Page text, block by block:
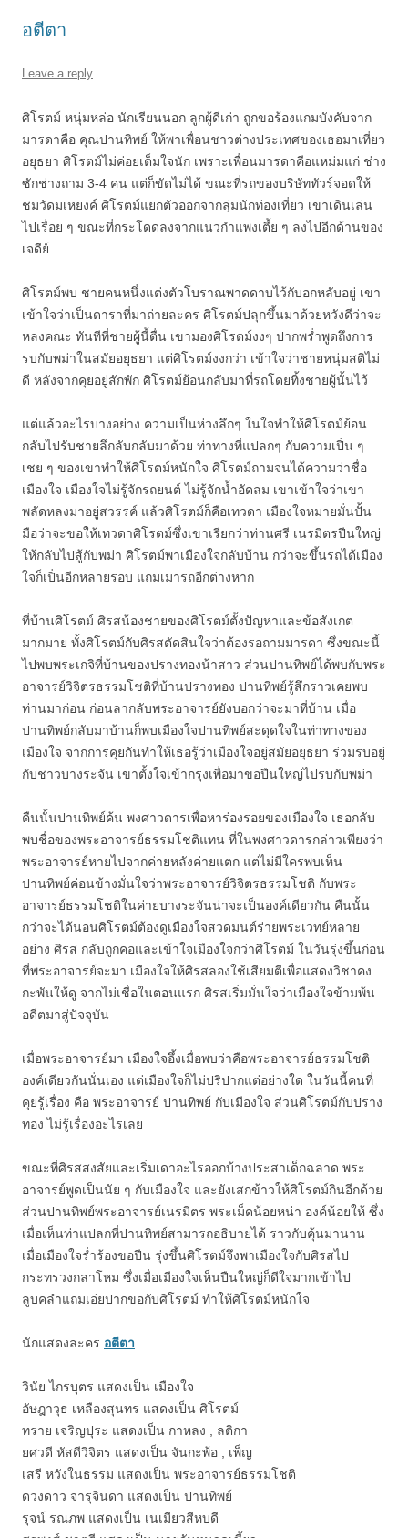
อตีตา
Leave a reply
ศิโรตม์ หนุ่มหล่อ นักเรียนนอก ลูกผู้ดีเก่า ถูกขอร้องแกมบังคับจาก
มารดาคือ คุณปานทิพย์ ให้พาเพื่อนชาวต่างประเทศของเธอมาเที่ยว
อยุธยา ศิโรตม์ไม่ค่อยเต็มใจนัก เพราะเพื่อนมารดาคือแหม่มแก่ ช่าง
ซักช่างถาม 3-4 คน แต่ก็ขัดไม่ได้ ขณะที่รถของบริษัททัวร์จอดให้
ชมวัดมเหยงค์ ศิโรตม์แยกตัวออกจากลุ่มนักท่องเที่ยว เขาเดินเล่น
ไปเรื่อย ๆ ขณะที่กระโดดลงจากแนวกำแพงเตี้ย ๆ ลงไปอีกด้านของ
เจดีย์
ศิโรตม์พบ ชายคนหนึ่งแต่งตัวโบราณพาดดาบไว้กับอกหลับอยู่ เขา
เข้าใจว่าเป็นดาราที่มาถ่ายละคร ศิโรตม์ปลุกขึ้นมาด้วยหวังดีว่าจะ
หลงคณะ ทันทีที่ชายผู้นี้ตื่น เขามองศิโรตม์งงๆ ปากพร่ำพูดถึงการ
รบกับพม่าในสมัยอยุธยา แต่ศิโรตม์งงกว่า เข้าใจว่าชายหนุ่มสติไม่
ดี หลังจากคุยอยู่สักพัก ศิโรตม์ย้อนกลับมาที่รถโดยทิ้งชายผู้นั้นไว้
แต่แล้วอะไรบางอย่าง ความเป็นห่วงลึกๆ ในใจทำให้ศิโรตม์ย้อน
กลับไปรับชายลึกลับกลับมาด้วย ท่าทางที่แปลกๆ กับความเปิ่น ๆ
เชย ๆ ของเขาทำให้ศิโรตม์หนักใจ ศิโรตม์ถามจนได้ความว่าชื่อ
เมืองใจ เมืองใจไม่รู้จักรถยนต์ ไม่รู้จักน้ำอัดลม เขาเข้าใจว่าเขา
พลัดหลงมาอยู่สวรรค์ แล้วศิโรตม์ก็คือเทวดา เมืองใจหมายมั่นปั้น
มือว่าจะขอให้เทวดาศิโรตม์ซึ่งเขาเรียกว่าท่านศรี เนรมิตรปืนใหญ่
ให้กลับไปสู้กับพม่า ศิโรตม์พาเมืองใจกลับบ้าน กว่าจะขึ้นรถได้เมือง
ใจก็เปิ่นอีกหลายรอบ แถมเมารถอีกต่างหาก
ที่บ้านศิโรตม์ ศิรสน้องชายของศิโรตม์ตั้งปัญหาและข้อสังเกต
มากมาย ทั้งศิโรตม์กับศิรสตัดสินใจว่าต้องรอถามมารดา ซึ่งขณะนี้
ไปพบพระเกจิที่บ้านของปรางทองน้าสาว ส่วนปานทิพย์ได้พบกับพระ
อาจารย์วิจิตรธรรมโชติที่บ้านปรางทอง ปานทิพย์รู้สึกราวเคยพบ
ท่านมาก่อน ก่อนลากลับพระอาจารย์ยังบอกว่าจะมาที่บ้าน เมื่อ
ปานทิพย์กลับมาบ้านก็พบเมืองใจปานทิพย์สะดุดใจในท่าทางของ
เมืองใจ จากการคุยกันทำให้เธอรู้ว่าเมืองใจอยู่สมัยอยุธยา ร่วมรบอยู่
กับชาวบางระจัน เขาตั้งใจเข้ากรุงเพื่อมาขอปืนใหญ่ไปรบกับพม่า
คืนนั้นปานทิพย์ค้น พงศาวดารเพื่อหาร่องรอยของเมืองใจ เธอกลับ
พบชื่อของพระอาจารย์ธรรมโชติแทน ที่ในพงศาวดารกล่าวเพียงว่า
พระอาจารย์หายไปจากค่ายหลังค่ายแตก แต่ไม่มีใครพบเห็น
ปานทิพย์ค่อนข้างมั่นใจว่าพระอาจารย์วิจิตรธรรมโชติ กับพระ
อาจารย์ธรรมโชติในค่ายบางระจันน่าจะเป็นองค์เดียวกัน คืนนั้น
กว่าจะได้นอนศิโรตม์ต้องดูเมืองใจสวดมนต์ร่ายพระเวทย์หลาย
อย่าง ศิรส กลับถูกคอและเข้าใจเมืองใจกว่าศิโรตม์ ในวันรุ่งขึ้นก่อน
ที่พระอาจารย์จะมา เมืองใจให้ศิรสลองใช้เสียมตีเพื่อแสดงวิชาคง
กะพันให้ดู จากไม่เชื่อในตอนแรก ศิรสเริ่มมั่นใจว่าเมืองใจข้ามพ้น
อดีตมาสู่ปัจจุบัน
เมื่อพระอาจารย์มา เมืองใจอึ้งเมื่อพบว่าคือพระอาจารย์ธรรมโชติ
องค์เดียวกันนั่นเอง แต่เมืองใจก็ไม่ปริปากแต่อย่างใด ในวันนี้คนที่
คุยรู้เรื่อง คือ พระอาจารย์ ปานทิพย์ กับเมืองใจ ส่วนศิโรตม์กับปราง
ทอง ไม่รู้เรื่องอะไรเลย
ขณะที่ศิรสสงสัยและเริ่มเดาอะไรออกบ้างประสาเด็กฉลาด พระ
อาจารย์พูดเป็นนัย ๆ กับเมืองใจ และยังเสกข้าวให้ศิโรตม์กินอีกด้วย
ส่วนปานทิพย์พระอาจารย์เนรมิตร พระเม็ดน้อยหน่า องค์น้อยให้ ซึ่ง
เมื่อเห็นท่าแปลกที่ปานทิพย์สามารถอธิบายได้ ราวกับคุ้นมานาน
เมื่อเมืองใจร่ำร้องขอปืน รุ่งขึ้นศิโรตม์จึงพาเมืองใจกับศิรสไป
กระทรวงกลาโหม ซึ่งเมื่อเมืองใจเห็นปืนใหญ่ก็ดีใจมากเข้าไป
ลูบคลำแถมเอ่ยปากขอกับศิโรตม์ ทำให้ศิโรตม์หนักใจ
นักแสดงละคร อตีตา
วินัย ไกรบุตร แสดงเป็น เมืองใจ
อัษฎาวุธ เหลืองสุนทร แสดงเป็น ศิโรตม์
ทราย เจริญปุระ แสดงเป็น กาหลง , ลติกา
ยศวดี หัสดีวิจิตร แสดงเป็น จันกะพ้อ , เพ็ญ
เสรี หวังในธรรม แสดงเป็น พระอาจารย์ธรรมโชติ
ดวงดาว จารุจินดา แสดงเป็น ปานทิพย์
รุจน์ รณภพ แสดงเป็น เนเมียวสีหบดี